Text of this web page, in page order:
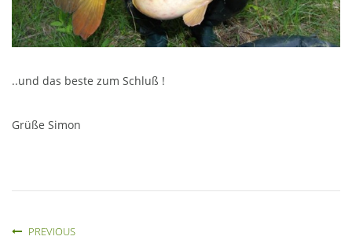
..und das beste zum Schluß !
Grüße Simon
PREVIOUS